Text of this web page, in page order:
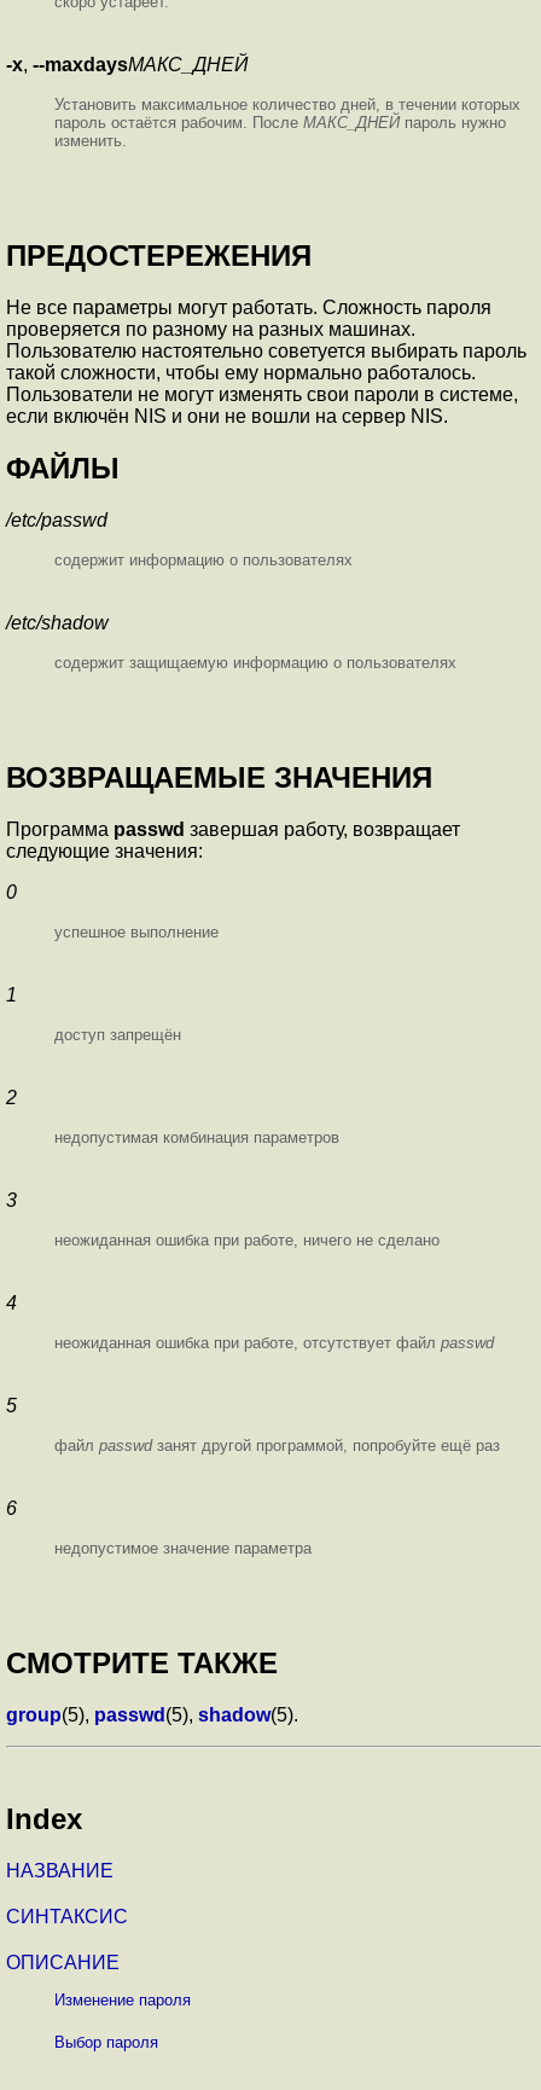
-x, --maxdaysМАКС_ДНЕЙ
Установить максимальное количество дней, в течении которых
пароль остаётся рабочим. После МАКС_ДНЕЙпароль нужно
изменить.
ПРЕДОСТЕРЕЖЕНИЯ
Не все параметры могут работать. Сложность пароля
проверяется по разному на разных машинах.
Пользователю настоятельно советуется выбирать пароль
такой сложности, чтобы ему нормально работалось.
Пользователи не могут изменять свои пароли в системе,
если включён NIS и они не вошли на сервер NIS.
ФАЙЛЫ
/etc/passwd
содержит информацию о пользователях
/etc/shadow
содержит защищаемую информацию о пользователях
ВОЗВРАЩАЕМЫЕ ЗНАЧЕНИЯ
Программа passwd завершая работу, возвращает
следующие значения:
0
успешное выполнение
1
доступ запрещён
2
недопустимая комбинация параметров
3
неожиданная ошибка при работе, ничего не сделано
4
неожиданная ошибка при работе, отсутствует файл passwd
5
файл passwdзанят другой программой, попробуйте ещё раз
6
недопустимое значение параметра
СМОТРИТЕ ТАКЖЕ
group(5), passwd (5), shadow(5).
Index
НАЗВАНИЕ
СИНТАКСИС
ОПИСАНИЕ
Изменение пароля
Выбор пароля